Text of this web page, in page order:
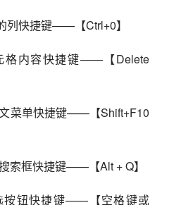
列快捷键——【Ctrl+0】
索框快捷键——【Alt + Q】